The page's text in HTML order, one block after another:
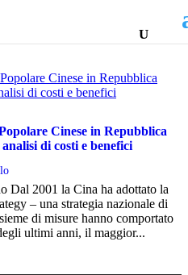
Cinese in Repubblica
di costi e benefici
2001 la Cina ha adottato la
– una strategia nazionale di
di misure hanno comportato
ultimi anni, il maggior...